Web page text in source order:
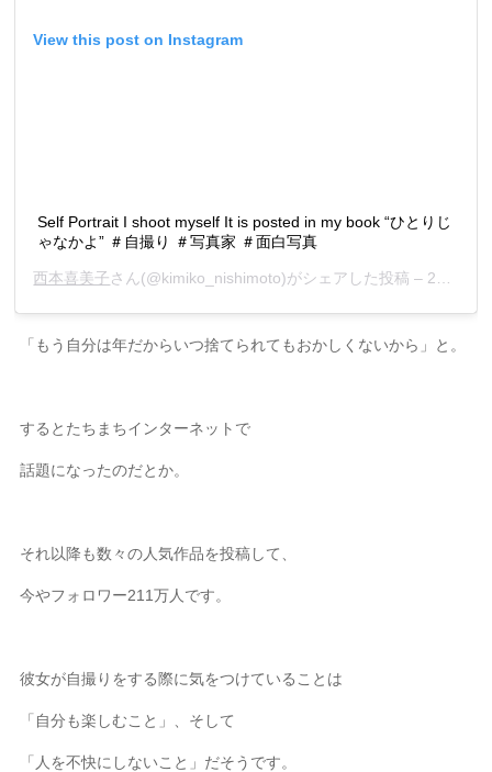
View this post on Instagram
Self Portrait I shoot myself It is posted in my book “ひとりじ
ゃなかよ” ＃自撮り ＃写真家 ＃面白写真
西本喜美子さん(@kimiko_nishimoto)がシェアした投稿 – 2017年11月月21日午後11時30分PST
「もう自分は年だからいつ捨てられてもおかしくないから」と。
するとたちまちインターネットで
話題になったのだとか。
それ以降も数々の人気作品を投稿して、
今やフォロワー211万人です。
彼女が自撮りをする際に気をつけていることは
「自分も楽しむこと」、そして
「人を不快にしないこと」だそうです。